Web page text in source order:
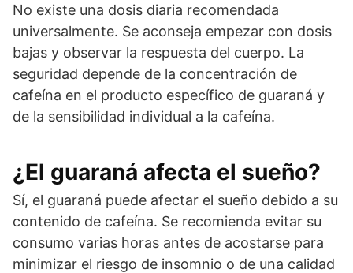
No existe una dosis diaria recomendada
universalmente. Se aconseja empezar con dosis
bajas y observar la respuesta del cuerpo. La
seguridad depende de la concentración de
cafeína en el producto específico de guaraná y
de la sensibilidad individual a la cafeína.
¿El guaraná afecta el sueño?
Sí, el guaraná puede afectar el sueño debido a su
contenido de cafeína. Se recomienda evitar su
consumo varias horas antes de acostarse para
minimizar el riesgo de insomnio o de una calidad